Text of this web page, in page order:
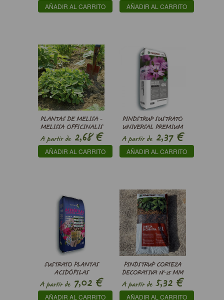
AÑADIR AL CARRITO AÑADIR AL CARRITO
PLANTAS DE MELISA -
MELISSA OFFICINALIS
A partir de2,68€
AÑADIR AL CARRITO
PINDSTRUP SUSTRATO
UNIVERSAL PREMIUM
A partir de2,37€
AÑADIR AL CARRITO
SUSTRATO PLANTAS
ACIDÓFILAS
PINDSTRUP
A partir de7,02 €
AÑADIR AL CARRITO
PINDSTRUP CORTEZA
DECORATIVA 18-25 MM
A partir de5,32 €
AÑADIR AL CARRITO